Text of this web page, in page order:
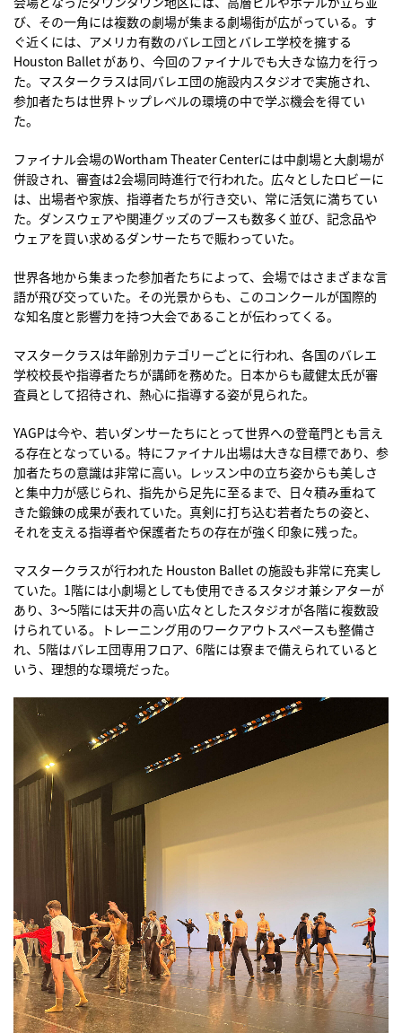
び、その一角には複数の劇場が集まる劇場街が広がっている。す
ぐ近くには、アメリカ有数のバレエ団とバレエ学校を擁する
Houston Ballet があり、今回のファイナルでも大きな協力を行っ
た。マスタークラスは同バレエ団の施設内スタジオで実施され、
参加者たちは世界トップレベルの環境の中で学ぶ機会を得てい
た。
ファイナル会場のWortham Theater Centerには中劇場と大劇場が
併設され、審査は2会場同時進行で行われた。広々としたロビーに
は、出場者や家族、指導者たちが行き交い、常に活気に満ちてい
た。ダンスウェアや関連グッズのブースも数多く並び、記念品や
ウェアを買い求めるダンサーたちで賑わっていた。
世界各地から集まった参加者たちによって、会場ではさまざまな言
語が飛び交っていた。その光景からも、このコンクールが国際的
な知名度と影響力を持つ大会であることが伝わってくる。
マスタークラスは年齢別カテゴリーごとに行われ、各国のバレエ
学校校長や指導者たちが講師を務めた。日本からも蔵健太氏が審
査員として招待され、熱心に指導する姿が見られた。
YAGPは今や、若いダンサーたちにとって世界への登竜門とも言え
る存在となっている。特にファイナル出場は大きな目標であり、参
加者たちの意識は非常に高い。レッスン中の立ち姿からも美しさ
と集中力が感じられ、指先から足先に至るまで、日々積み重ねて
きた鍛錬の成果が表れていた。真剣に打ち込む若者たちの姿と、
それを支える指導者や保護者たちの存在が強く印象に残った。
マスタークラスが行われた Houston Ballet の施設も非常に充実し
ていた。1階には小劇場としても使用できるスタジオ兼シアターが
あり、3～5階には天井の高い広々としたスタジオが各階に複数設
けられている。トレーニング用のワークアウトスペースも整備さ
れ、5階はバレエ団専用フロア、6階には寮まで備えられていると
いう、理想的な環境だった。